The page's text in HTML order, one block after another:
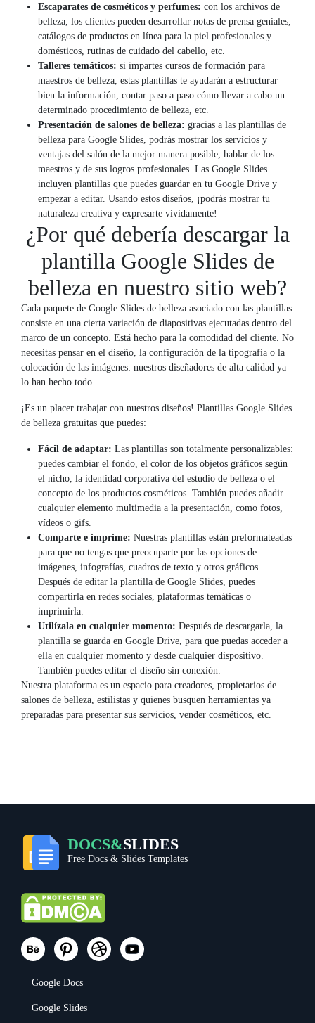
Escaparates de cosméticos y perfumes: con los archivos de
belleza, los clientes pueden desarrollar notas de prensa geniales,
catálogos de productos en línea para la piel profesionales y
domésticos, rutinas de cuidado del cabello, etc.
Talleres temáticos: si impartes cursos de formación para
maestros de belleza, estas plantillas te ayudarán a estructurar
bien la información, contar paso a paso cómo llevar a cabo un
determinado procedimiento de belleza, etc.
Presentación de salones de belleza: gracias a las plantillas de
belleza para Google Slides, podrás mostrar los servicios y
ventajas del salón de la mejor manera posible, hablar de los
maestros y de sus logros profesionales. Las Google Slides
incluyen plantillas que puedes guardar en tu Google Drive y
empezar a editar. Usando estos diseños, ¡podrás mostrar tu
naturaleza creativa y expresarte vívidamente!
¿Por qué debería descargar la
plantilla Google Slides de
belleza en nuestro sitio web?
Cada paquete de Google Slides de belleza asociado con las plantillas
consiste en una cierta variación de diapositivas ejecutadas dentro del
marco de un concepto. Está hecho para la comodidad del cliente. No
necesitas pensar en el diseño, la configuración de la tipografía o la
colocación de las imágenes: nuestros diseñadores de alta calidad ya
lo han hecho todo.
¡Es un placer trabajar con nuestros diseños! Plantillas Google Slides
de belleza gratuitas que puedes:
Fácil de adaptar: Las plantillas son totalmente personalizables:
puedes cambiar el fondo, el color de los objetos gráficos según
el nicho, la identidad corporativa del estudio de belleza o el
concepto de los productos cosméticos. También puedes añadir
cualquier elemento multimedia a la presentación, como fotos,
vídeos o gifs.
Comparte e imprime: Nuestras plantillas están preformateadas
para que no tengas que preocuparte por las opciones de
imágenes, infografías, cuadros de texto y otros gráficos.
Después de editar la plantilla de Google Slides, puedes
compartirla en redes sociales, plataformas temáticas o
imprimirla.
Utilízala en cualquier momento: Después de descargarla, la
plantilla se guarda en Google Drive, para que puedas acceder a
ella en cualquier momento y desde cualquier dispositivo.
También puedes editar el diseño sin conexión.
Nuestra plataforma es un espacio para creadores, propietarios de
salones de belleza, estilistas y quienes busquen herramientas ya
preparadas para presentar sus servicios, vender cosméticos, etc.
DOCS&SLIDES
Free Docs & Slides Templates
Google Docs
Google Slides